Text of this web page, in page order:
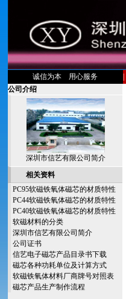
诚信为本 用心服务
公司介绍
深圳市信艺有限公司简介
相关资料
PC95软磁铁氧体磁芯的材质特性
PC44软磁铁氧体磁芯的材质特性
PC40软磁铁氧体磁芯的材质特性
软磁材料的分类
深圳市信艺有限公司简介
公司证书
信艺电子磁芯产品目录书下载
磁芯各种功耗单位及计算方式
软磁铁氧体材料厂商牌号对照表
磁芯产品生产制作流程